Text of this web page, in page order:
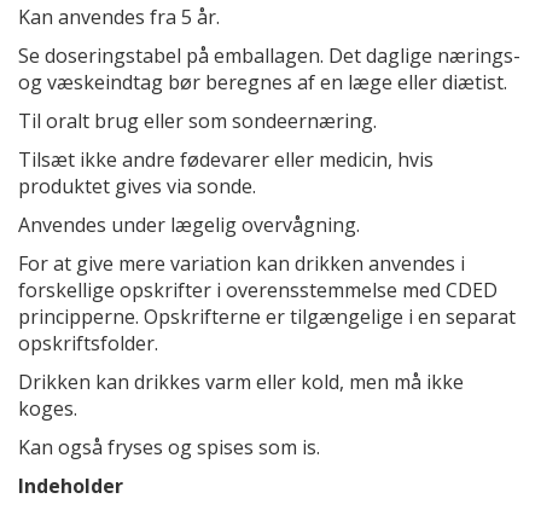
Kan anvendes fra 5 år.
Se doseringstabel på emballagen. Det daglige nærings-
og væskeindtag bør beregnes af en læge eller diætist.
Til oralt brug eller som sondeernæring.
Tilsæt ikke andre fødevarer eller medicin, hvis
produktet gives via sonde.
Anvendes under lægelig overvågning.
For at give mere variation kan drikken anvendes i
forskellige opskrifter i overensstemmelse med CDED
principperne. Opskrifterne er tilgængelige i en separat
opskriftsfolder.
Drikken kan drikkes varm eller kold, men må ikke
koges.
Kan også fryses og spises som is.
Indeholder